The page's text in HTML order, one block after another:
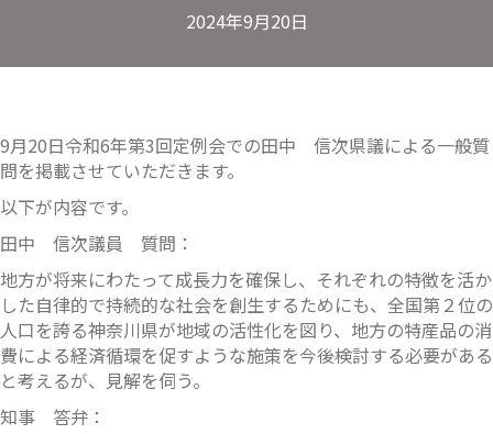
2024年9月20日
9月20日令和6年第3回定例会での田中 信次県議による一般質
問を掲載させていただきます。
以下が内容です。
田中 信次議員 質問：
地方が将来にわたって成長力を確保し、それぞれの特徴を活か
した自律的で持続的な社会を創生するためにも、全国第２位の
人口を誇る神奈川県が地域の活性化を図り、地方の特産品の消
費による経済循環を促すような施策を今後検討する必要がある
と考えるが、見解を伺う。
知事 答弁：